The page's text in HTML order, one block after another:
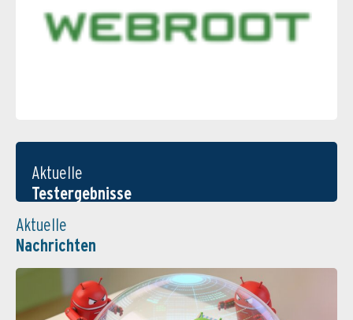
Aktuelle
Testergebnisse
Aktuelle
Nachrichten